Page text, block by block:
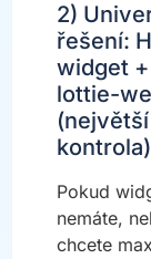
2)
řešení:
widget +
lottie-
(největší
kontrola)
Pokud
nemáte,
chcete